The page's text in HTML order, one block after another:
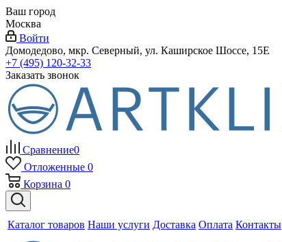
Ваш город
Москва
Войти
Домодедово, мкр. Северный, ул. Каширское Шоссе, 15Е
+7 (495) 120-32-33
Заказать звонок
Сравнение0
Отложенные 0
Корзина 0
Каталог товаров Наши услуги Доставка Оплата Контакты